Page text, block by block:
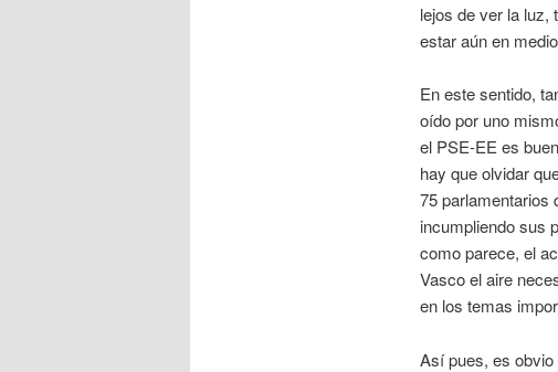
lejos de ver la luz,
estar aún en
En este sentido,
oído por uno
el PSE-EE es
hay que olvidar
75 parlamentarios
incumpliendo sus
como parece, el
Vasco el aire
en los temas
Así pues, es